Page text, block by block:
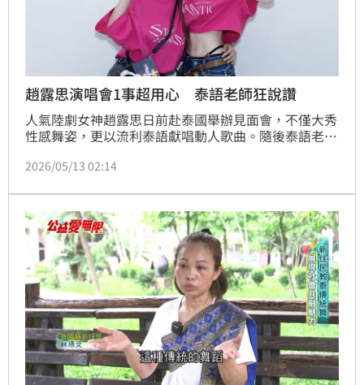
趙露思演唱會1事超用心 泰語老師狂說讚
人氣陸劇女神趙露思日前赴泰國舉辦見面會，不僅大秀
性感舞姿，更以流利泰語獻唱動人歌曲。隨後泰語老師
深夜，仍堅持撥空學習，總練習時間不到10小時卻展現
適，依然完美呈現舞台，只為對粉絲展現最大誠意。這
份極致自律與寵粉態度，讓泰國老師與廣大粉絲皆深受
感動，讚其成功實至名歸。黃湘芸
2026/05/13 02:14